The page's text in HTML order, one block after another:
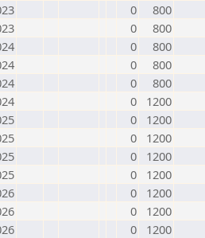
0
800
0
800
0
800
0
800
0
800
0
1200
0
1200
0
1200
0
1200
0
1200
0
1200
0
1200
0
1200